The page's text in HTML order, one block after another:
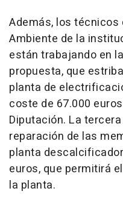
Además, los técnicos
Ambiente de la
están trabajando en
propuesta, que
planta de
coste de 67.000
Diputación. La
reparación de las
planta
euros, que permitirá
la planta.